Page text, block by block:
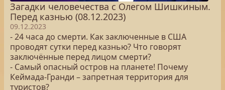
Загадки человечества с Олегом Шишкиным.
Перед казнью (08.12.2023)
09.12.2023
- 24 часа до смерти. Как заключенные в США
проводят сутки перед казнью? Что говорят
заключённые перед лицом смерти?
- Самый опасный остров на планете! Почему
Кеймада-Гранди – запретная территория для
туристов?